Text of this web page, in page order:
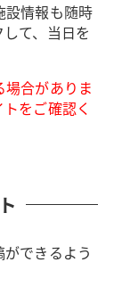
設情報も随時
て、当日を
合がありま
をご確認く
できるよう